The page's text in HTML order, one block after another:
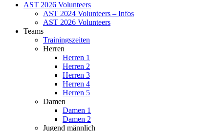
AST 2026 Volunteers
AST 2024 Volunteers – Infos
AST 2026 Volunteers
Teams
Trainingszeiten
Herren
Herren 1
Herren 2
Herren 3
Herren 4
Herren 5
Damen
Damen 1
Damen 2
Jugend männlich